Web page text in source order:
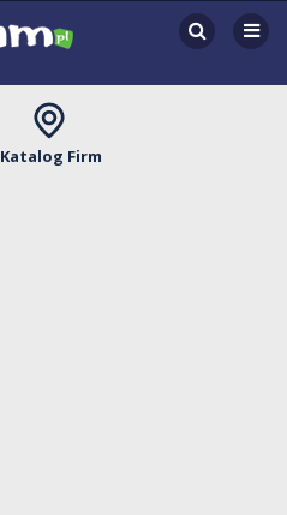
Katalog Firm